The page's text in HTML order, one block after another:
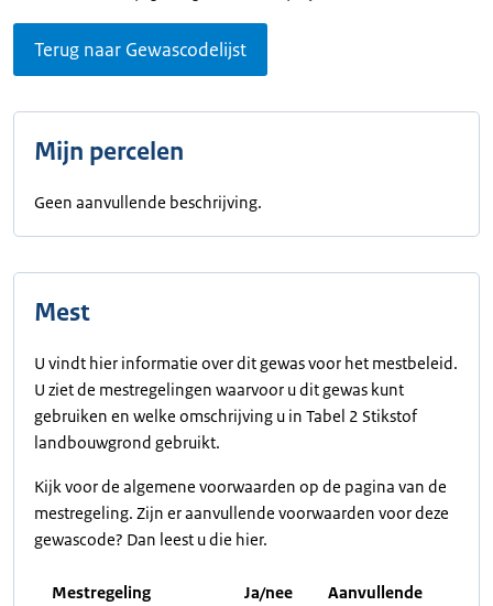
Terug naar Gewascodelijst
Mijn percelen
Geen aanvullende beschrijving.
Mest
U vindt hier informatie over dit gewas voor het mestbeleid.
U ziet de mestregelingen waarvoor u dit gewas kunt
gebruiken en welke omschrijving u in Tabel 2 Stikstof
landbouwgrond gebruikt.
Kijk voor de algemene voorwaarden op de pagina van de
mestregeling. Zijn er aanvullende voorwaarden voor deze
gewascode? Dan leest u die hier.
Mestregeling Ja/nee
Aanvullende